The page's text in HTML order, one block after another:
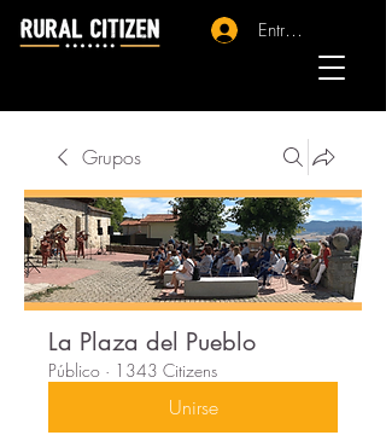
Entrar - Registro
Grupos
La Plaza del Pueblo
Público · 1343 Citizens
Unirse